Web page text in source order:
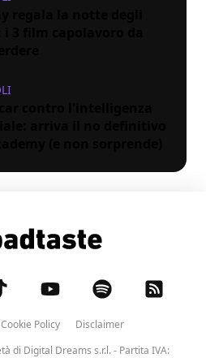
regala la notte degli
i 3 film capolavoro da
contro l'intelligenza
arriva il no definitivo
Cookie Policy
Disclaimer
di Digital Dreams s.r.l.- Partita IVA: